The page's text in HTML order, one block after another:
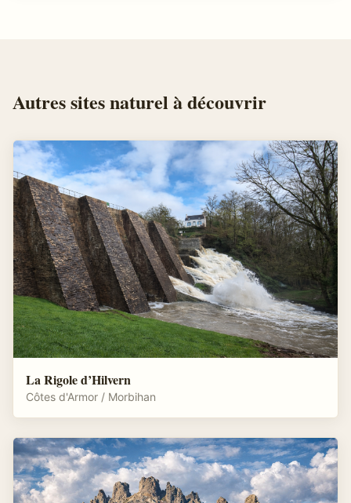
Autressites naturel à découvrir
La Rigole d’Hilvern
Côtes d'Armor / Morbihan